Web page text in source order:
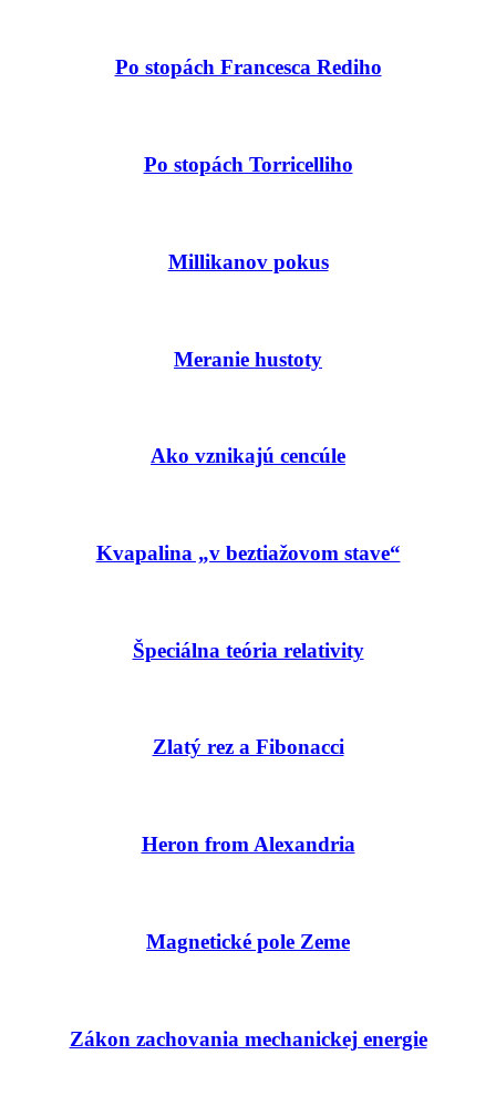
Po stopách Francesca Rediho
Po stopách Torricelliho
Millikanov pokus
Meranie hustoty
Ako vznikajú cencúle
Kvapalina „v beztiažovom stave“
Špeciálna teória relativity
Zlatý rez a Fibonacci
Heron from Alexandria
Magnetické pole Zeme
Zákon zachovania mechanickej energie